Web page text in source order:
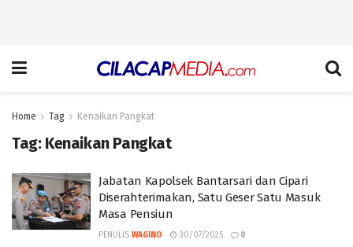
Home Tag Kenaikan Pangkat
Tag: Kenaikan Pangkat
Jabatan Kapolsek Bantarsari dan Cipari
Diserahterimakan, Satu Geser Satu Masuk
Masa Pensiun
PENULIS WAGINO 30/07/2025 0